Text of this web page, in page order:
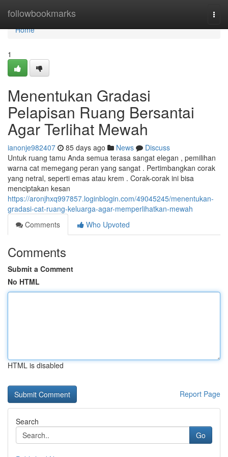
followbookmarks
Home
Home
1
Menentukan Gradasi
Pelapisan Ruang Bersantai
Agar Terlihat Mewah
ianonje982407 85 days ago News
Discuss
Untuk ruang tamu Anda semua terasa sangat elegan , pemilihan
warna cat memegang peran yang sangat . Pertimbangkan corak
yang netral, seperti emas atau krem . Corak-corak ini bisa
menciptakan kesan
https://aronjhxq997857.loginblogin.com/49045245/menentukan-
gradasi-cat-ruang-keluarga-agar-memperlihatkan-mewah
Comments
Who Upvoted
Comments
Submit a Comment
No HTML
HTML is disabled
Report Page
Search
Go